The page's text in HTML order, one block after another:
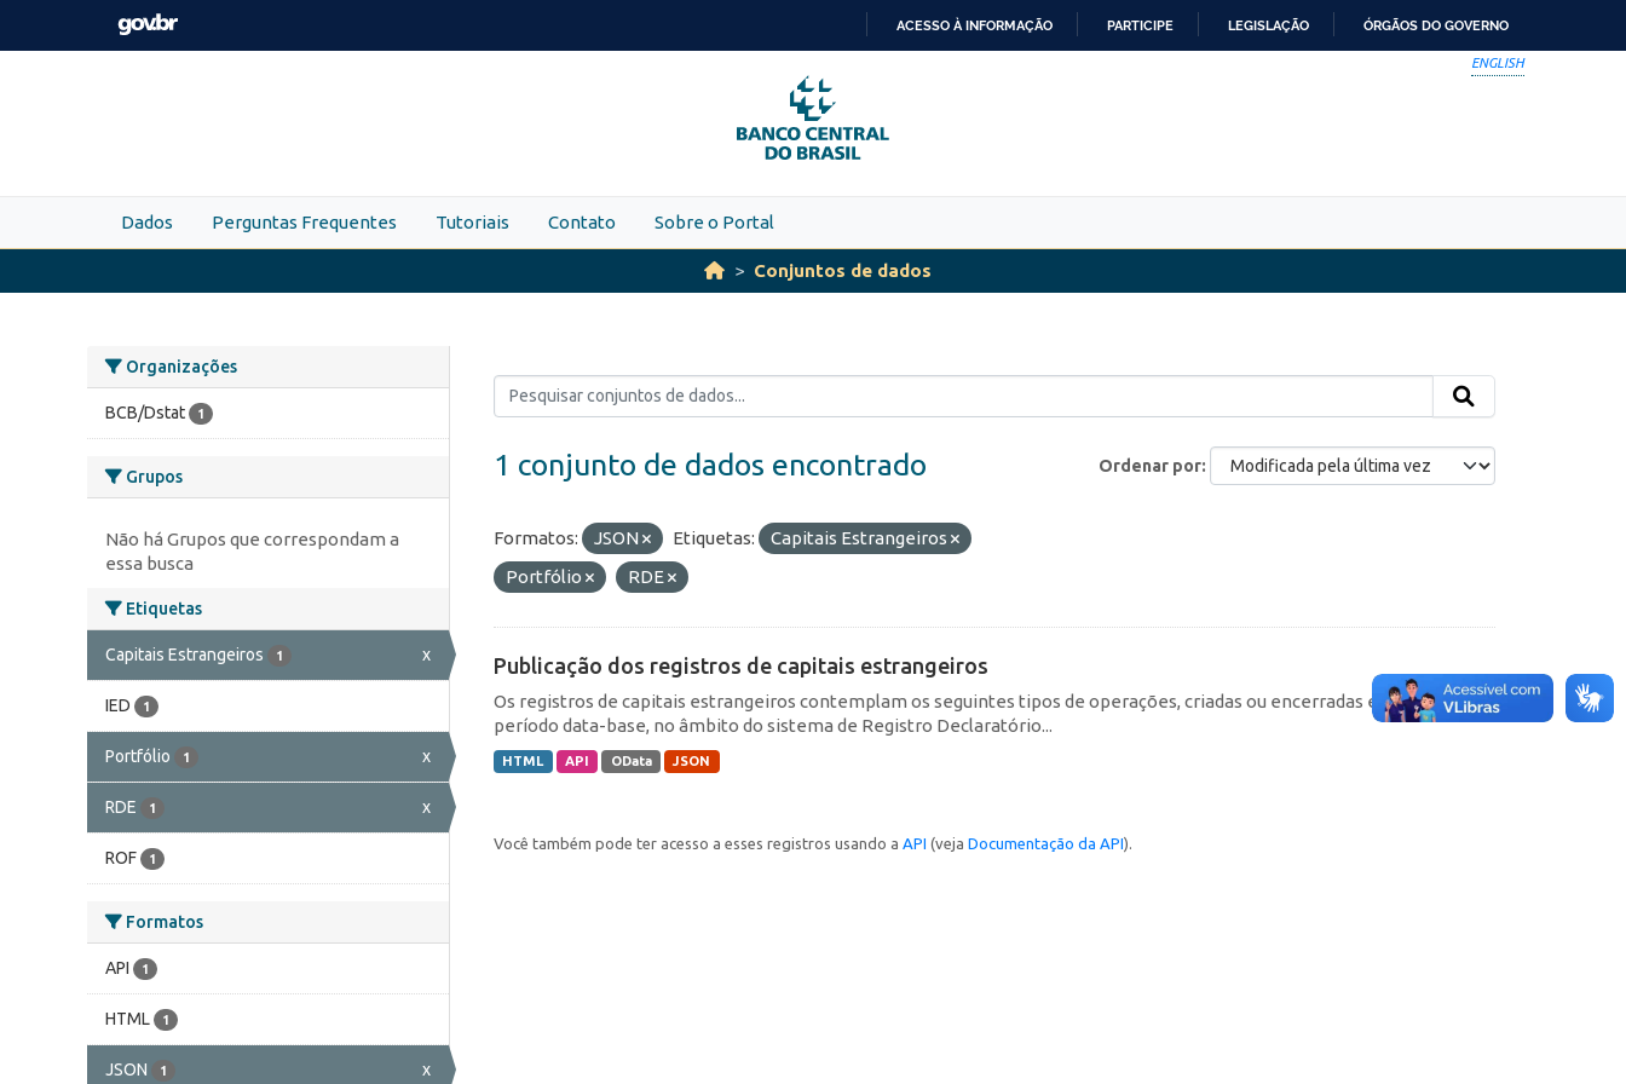
Skip to main content
PARA
O
CONTEÚDO
ACESSO À INFORMAÇÃO PARTICIPE LEGISLAÇÃO ÓRGÃOS DO GOVERNO
ENGLISH
Dados Perguntas Frequentes Tutoriais Contato Sobre o Portal
Conjuntos de dados
Organizações
BCB/Dstat 1
Grupos
Não há Grupos que correspondam a
essa busca
Etiquetas
Capitais Estrangeiros 1 x
IED 1
Portfólio 1 x
RDE 1 x
ROF 1
Formatos
API 1
HTML 1
JSON 1 x
Ordenar por
1 conjunto de dados encontrado
Formatos: JSON Etiquetas:
Capitais Estrangeiros
Portfólio
RDE
Publicação dos registros de capitais estrangeiros
Os registros de capitais estrangeiros contemplam os seguintes tipos de operações, criadas ou encerradas em cada
período data-base, no âmbito do sistema de Registro Declaratório...
HTML API OData JSON
Você também pode ter acesso a esses registros usando a API (veja Documentação da API).